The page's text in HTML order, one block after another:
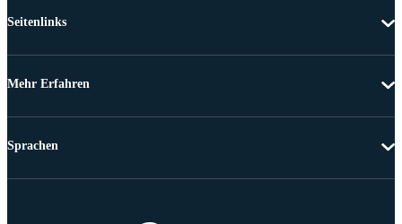
Seitenlinks
Mehr Erfahren
Sprachen